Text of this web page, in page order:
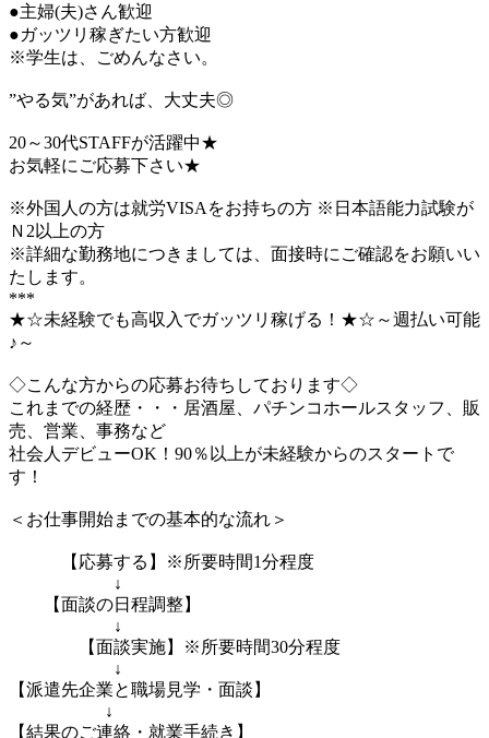
●主婦(夫)さん歓迎
●ガッツリ稼ぎたい方歓迎
※学生は、ごめんなさい。
”やる気”があれば、大丈夫◎
20～30代STAFFが活躍中★
お気軽にご応募下さい★
※外国人の方は就労VISAをお持ちの方 ※日本語能力試験が
Ｎ2以上の方
※詳細な勤務地につきましては、面接時にご確認をお願いい
たします。
***
★☆未経験でも高収入でガッツリ稼げる！★☆～週払い可能
♪～
◇こんな方からの応募お待ちしております◇
これまでの経歴・・・居酒屋、パチンコホールスタッフ、販
売、営業、事務など
社会人デビューOK！90％以上が未経験からのスタートで
す！
＜お仕事開始までの基本的な流れ＞
【応募する】※所要時間1分程度
↓
【面談の日程調整】
↓
【面談実施】※所要時間30分程度
↓
【派遣先企業と職場見学・面談】
↓
【結果のご連絡・就業手続き】